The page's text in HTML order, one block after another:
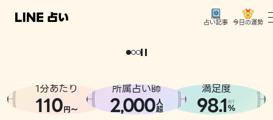
占い記事 今日の運勢
相談事例
どうせなら
。
1分あたり
110円〜
所属占い師
2,000人
超
満足度
98.1※1
%